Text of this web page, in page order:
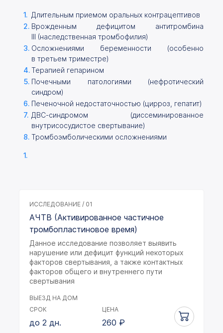
Длительным приемом оральных контрацептивов
Врожденным дефицитом антитромбина
III (наследственная тромбофилия)
Осложнениями беременности (особенно
в третьем триместре)
Терапией гепарином
Почечными патологиями (нефротический
синдром)
Печеночной недостаточностью (цирроз, гепатит)
ДВС-синдромом (диссеминированное
внутрисосудистое свертывание)
Тромбоэмболическими осложнениями
ИССЛЕДОВАНИЕ / 01
АЧТВ (Активированное частичное
тромбопластиновое время)
Данное исследование позволяет выявить
нарушение или дефицит функций некоторых
факторов свертывания, а также контактных
факторов общего и внутреннего пути
свертывания
ВЫЕЗД НА ДОМ
СРОК
до 2 дн.
ЦЕНА
260 ₽